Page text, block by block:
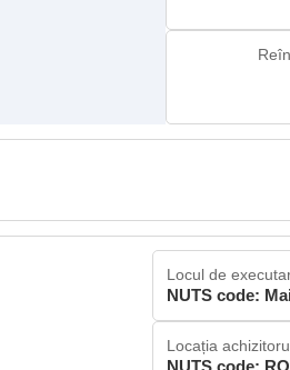
Locul de
NUTS code:
Locația
NUTS code: